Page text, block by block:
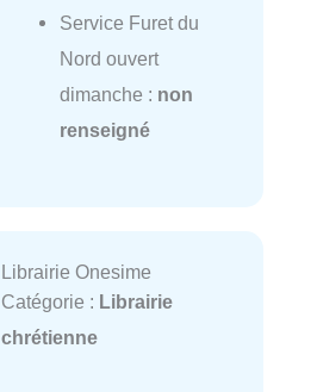
Service Furet du
Nord ouvert
dimanche : non
renseigné
Librairie Onesime
Catégorie : Librairie
chrétienne